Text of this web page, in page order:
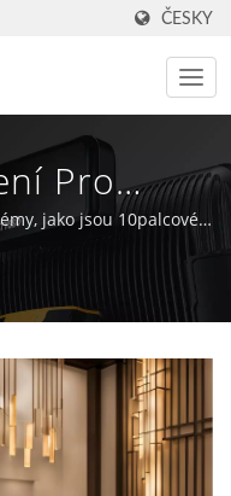
ČESKY
Pro
A
Na Tchaj-
Výrobce
jako jsou 10palcové